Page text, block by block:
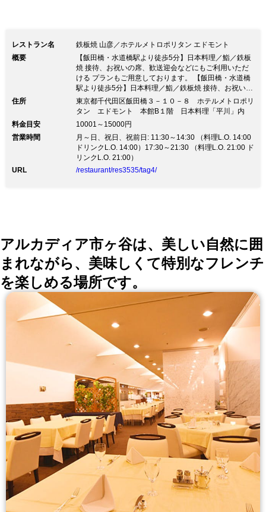
レストラン名
鉄板焼 山彦／ホテルメトロポリタン エドモント
概要
【飯田橋・水道橋駅より徒歩5分】日本料理／鮨／鉄板
焼 接待、お祝いの席、歓送迎会などにもご利用いただ
ける プランもご用意しております。 【飯田橋・水道橋
駅より徒歩5分】日本料理／鮨／鉄板焼 接待、お祝いの
席、歓送迎会などにもご利用いただける プランもご用
意しております。☆飯田橋・水道橋駅より徒歩5分☆ ホ
ンでは「日本料理」「鉄板焼」「鮨」各コーナーがござ
います □料亭を思わせる趣のある店内の日本料理「平
川」 昼は定食やお膳料理などを、夜は会席料理を中心
にご用意しています □落ち着きのあるカウンター席の鮨
「海彦」 □目の前で焼き上げる特別な空間で！鉄板焼
住所
東京都千代田区飯田橋３－１０－８ ホテルメトロポリ
タン エドモント 本館B１階 日本料理「平川」内
料金目安
10001～15000円
営業時間
月～日、祝日、祝前日: 11:30～14:30 （料理L.O. 14:00
ドリンクL.O. 14:00）17:30～21:30 （料理L.O. 21:00 ド
リンクL.O. 21:00）
URL
/restaurant/res3535/tag4/
アルカディア市ヶ谷は、美しい自然に囲
まれながら、美味しくて特別なフレンチ
を楽しめる場所です。